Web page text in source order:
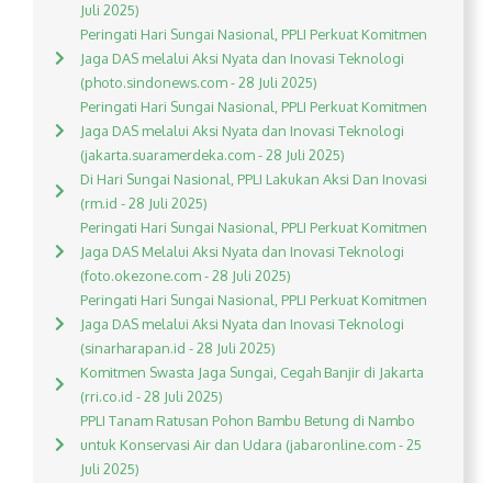
Juli 2025)
Peringati Hari Sungai Nasional, PPLI Perkuat Komitmen
Jaga DAS melalui Aksi Nyata dan Inovasi Teknologi
(photo.sindonews.com - 28 Juli 2025)
Peringati Hari Sungai Nasional, PPLI Perkuat Komitmen
Jaga DAS melalui Aksi Nyata dan Inovasi Teknologi
(jakarta.suaramerdeka.com - 28 Juli 2025)
Di Hari Sungai Nasional, PPLI Lakukan Aksi Dan Inovasi
(rm.id - 28 Juli 2025)
Peringati Hari Sungai Nasional, PPLI Perkuat Komitmen
Jaga DAS Melalui Aksi Nyata dan Inovasi Teknologi
(foto.okezone.com - 28 Juli 2025)
Peringati Hari Sungai Nasional, PPLI Perkuat Komitmen
Jaga DAS melalui Aksi Nyata dan Inovasi Teknologi
(sinarharapan.id - 28 Juli 2025)
Komitmen Swasta Jaga Sungai, Cegah Banjir di Jakarta
(rri.co.id - 28 Juli 2025)
PPLI Tanam Ratusan Pohon Bambu Betung di Nambo
untuk Konservasi Air dan Udara (jabaronline.com - 25
Juli 2025)